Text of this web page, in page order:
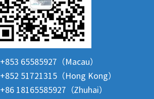
+853 65585927（Macau）
+852 51721315（Hong Kong）
+86 18165585927（Zhuhai）